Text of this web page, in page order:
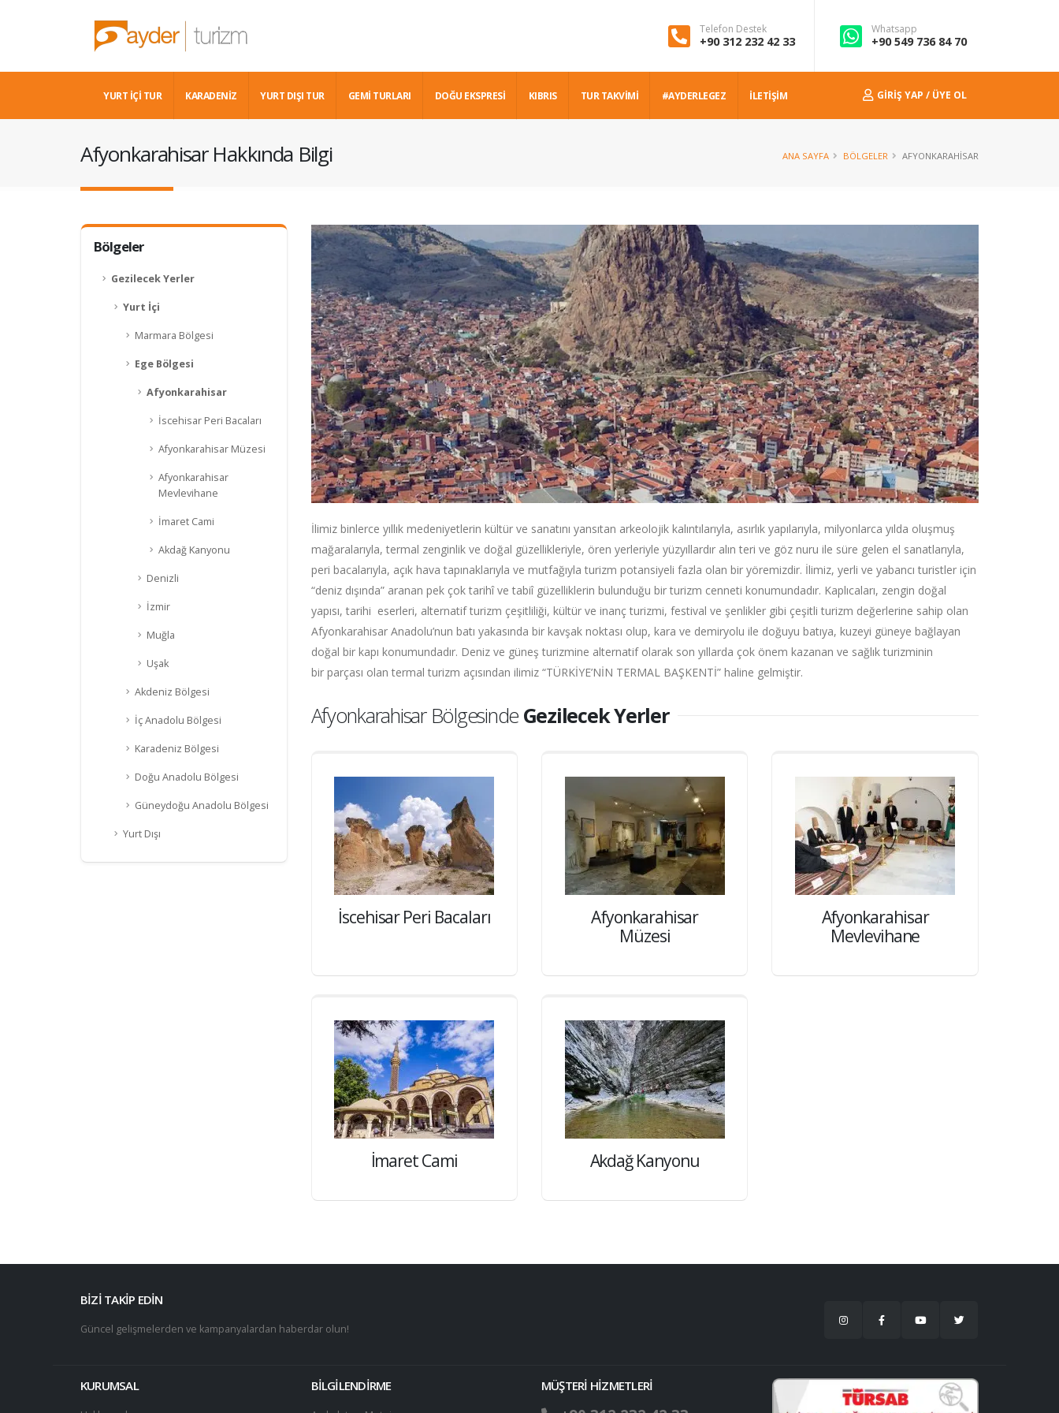
Telefon Destek
+90 312 232 42 33
Whatsapp
+90 549 736 84 70
YURT İÇİ TUR KARADENIZ YURT DIŞI TUR GEMİ TURLARI DOĞU EKSPRESİ KIBRIS TUR TAKVİMİ #AYDERLEGEZ İLETİŞİM GIRIŞ YAP / ÜYE OL
Afyonkarahisar Hakkında Bilgi ANA SAYFA BÖLGELER AFYONKARAHISAR
Bölgeler
Gezilecek Yerler
Yurt İçi
Marmara Bölgesi
Ege Bölgesi
Afyonkarahisar
İscehisar Peri Bacaları
Afyonkarahisar Müzesi
Afyonkarahisar
Mevlevihane
İmaret Cami
Akdağ Kanyonu
Denizli
İzmir
Muğla
Uşak
Akdeniz Bölgesi
İç Anadolu Bölgesi
Karadeniz Bölgesi
Doğu Anadolu Bölgesi
Güneydoğu Anadolu Bölgesi
Yurt Dışı
İlimiz binlerce yıllık medeniyetlerin kültür ve sanatını yansıtan arkeolojik kalıntılarıyla, asırlık yapılarıyla, milyonlarca yılda oluşmuş
mağaralarıyla, termal zenginlik ve doğal güzellikleriyle, ören yerleriyle yüzyıllardır alın teri ve göz nuru ile süre gelen el sanatlarıyla,
peri bacalarıyla, açık hava tapınaklarıyla ve mutfağıyla turizm potansiyeli fazla olan bir yöremizdir. İlimiz, yerli ve yabancı turistler için
“deniz dışında” aranan pek çok tarihî ve tabiî güzelliklerin bulunduğu bir turizm cenneti konumundadır. Kaplıcaları, zengin doğal
yapısı, tarihi eserleri, alternatif turizm çeşitliliği, kültür ve inanç turizmi, festival ve şenlikler gibi çeşitli turizm değerlerine sahip olan
Afyonkarahisar Anadolu’nun batı yakasında bir kavşak noktası olup, kara ve demiryolu ile doğuyu batıya, kuzeyi güneye bağlayan
doğal bir kapı konumundadır. Deniz ve güneş turizmine alternatif olarak son yıllarda çok önem kazanan ve sağlık turizminin
bir parçası olan termal turizm açısından ilimiz “TÜRKİYE’NİN TERMAL BAŞKENTİ” haline gelmiştir.
Afyonkarahisar Bölgesinde Gezilecek Yerler
İscehisar Peri Bacaları
Afyonkarahisar
Müzesi
Afyonkarahisar
Mevlevihane
İmaret Cami Akdağ Kanyonu
BİZİ TAKİP EDİN
Güncel gelişmelerden ve kampanyalardan haberdar olun!
KURUMSAL BİLGİLENDİRME MÜŞTERİ HİZMETLERİ